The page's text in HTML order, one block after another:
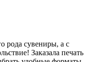
рода сувениры, а с
Заказала печать